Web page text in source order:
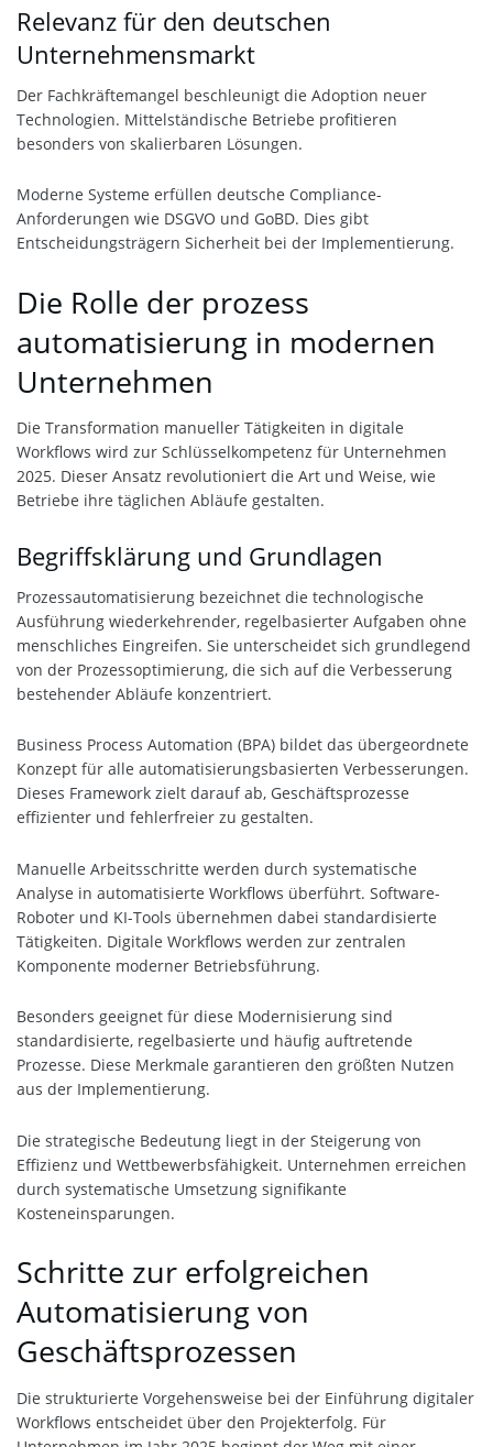
Relevanz für den deutschen
Unternehmensmarkt
Der Fachkräftemangel beschleunigt die Adoption neuer
Technologien. Mittelständische Betriebe profitieren
besonders von skalierbaren Lösungen.
Moderne Systeme erfüllen deutsche Compliance-
Anforderungen wie DSGVO und GoBD. Dies gibt
Entscheidungsträgern Sicherheit bei der Implementierung.
Die Rolle der prozess
automatisierung in modernen
Unternehmen
Die Transformation manueller Tätigkeiten in digitale
Workflows wird zur Schlüsselkompetenz für Unternehmen
2025. Dieser Ansatz revolutioniert die Art und Weise, wie
Betriebe ihre täglichen Abläufe gestalten.
Begriffsklärung und Grundlagen
Prozessautomatisierung bezeichnet die technologische
Ausführung wiederkehrender, regelbasierter Aufgaben ohne
menschliches Eingreifen. Sie unterscheidet sich grundlegend
von der Prozessoptimierung, die sich auf die Verbesserung
bestehender Abläufe konzentriert.
Business Process Automation (BPA) bildet das übergeordnete
Konzept für alle automatisierungsbasierten Verbesserungen.
Dieses Framework zielt darauf ab, Geschäftsprozesse
effizienter und fehlerfreier zu gestalten.
Manuelle Arbeitsschritte werden durch systematische
Analyse in automatisierte Workflows überführt. Software-
Roboter und KI-Tools übernehmen dabei standardisierte
Tätigkeiten. Digitale Workflows werden zur zentralen
Komponente moderner Betriebsführung.
Besonders geeignet für diese Modernisierung sind
standardisierte, regelbasierte und häufig auftretende
Prozesse. Diese Merkmale garantieren den größten Nutzen
aus der Implementierung.
Die strategische Bedeutung liegt in der Steigerung von
Effizienz und Wettbewerbsfähigkeit. Unternehmen erreichen
durch systematische Umsetzung signifikante
Kosteneinsparungen.
Schritte zur erfolgreichen
Automatisierung von
Geschäftsprozessen
Die strukturierte Vorgehensweise bei der Einführung digitaler
Workflows entscheidet über den Projekterfolg. Für